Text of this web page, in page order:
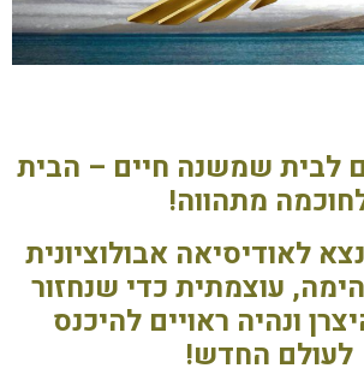
לבית שמשנה חיים – הבית
מתהווה!
לאודיסיאה אבולוציונית
עוצמתית כדי שנחזור
ונהיה ראויים להיכנס
לעולם החדש!